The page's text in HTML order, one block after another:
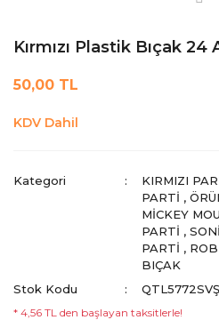
Kırmızı Plastik Bıçak 24
50,00 TL
KDV Dahil
Kategori KIRMIZI
PARTI ,
MICKEY
PARTI ,
PARTI ,
BIÇAK
Stok Kodu
* 4,56 TL den başlayan taksitlerle!